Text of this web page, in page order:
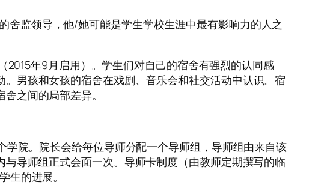
舍监领导，他/她可能是学生学校生涯中最有影响力的人之
年9月启用）。学生们对自己的宿舍有强烈的认同感
男孩和女孩的宿舍在戏剧、音乐会和社交活动中认识。宿
之间的局部差异。
院。院长会给每位导师分配一个导师组，导师组由来自该
导师组正式会面一次。导师卡制度（由教师定期撰写的临
的进展。